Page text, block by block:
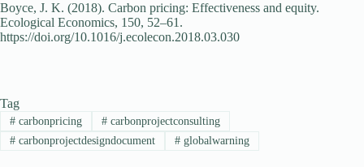
Boyce, J. K. (2018). Carbon pricing: Effectiveness and equity.
Ecological Economics, 150, 52–61.
https://doi.org/10.1016/j.ecolecon.2018.03.030
Tag
#carbonpricing #carbonprojectconsulting
#carbonprojectdesigndocument #globalwarning